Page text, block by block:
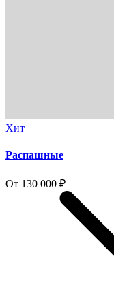
Хит
Распашные
От 130 000 ₽